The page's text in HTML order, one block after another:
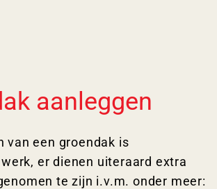
aanleggen
van een groendak is
er dienen uiteraard extra
te zijn i.v.m. onder meer: